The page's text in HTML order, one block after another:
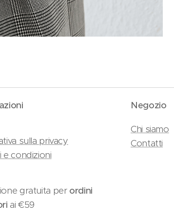
sulla privacy
e condizioni
gratuita perordini
ai €59
Negozio
Chi siamo
Contatti